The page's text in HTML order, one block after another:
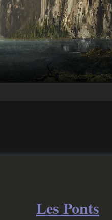
Les Ponts